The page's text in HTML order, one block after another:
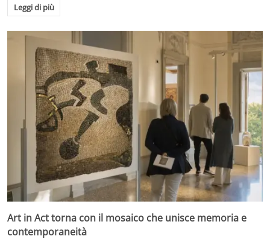
Leggi di più
Art in Act torna con il mosaico che unisce memoria e
contemporaneità